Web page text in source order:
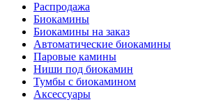
Распродажа
Биокамины
Биокамины на заказ
Автоматические биокамины
Паровые камины
Ниши под биокамин
Тумбы с биокамином
Аксессуары